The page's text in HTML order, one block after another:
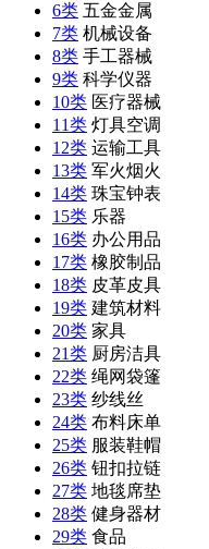
6类 五金金属
7类 机械设备
8类 手工器械
9类 科学仪器
10类 医疗器械
11类 灯具空调
12类 运输工具
13类 军火烟火
14类 珠宝钟表
15类 乐器
16类 办公用品
17类 橡胶制品
18类 皮革皮具
19类 建筑材料
20类 家具
21类 厨房洁具
22类 绳网袋篷
23类 纱线丝
24类 布料床单
25类 服装鞋帽
26类 钮扣拉链
27类 地毯席垫
28类 健身器材
29类 食品